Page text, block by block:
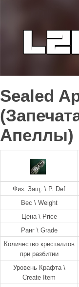
Sealed
Апеллы)
Физ. Защ. \ P. Def
Вес \ Weight
Цена \ Price
Ранг \ Grade
Количество кристаллов
при разбитии
Уровень Крафта \
Create Item